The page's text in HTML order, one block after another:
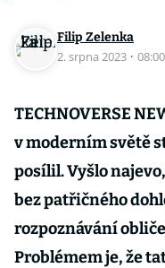
Filip Zelenka
2. srpna 2023 · 08:00
TECHNOVERSE
v moderním světě
posílil. Vyšlo
bez patřičného
rozpoznávání
Problémem je, že